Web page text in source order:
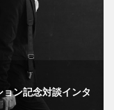
ン記念対談インタ